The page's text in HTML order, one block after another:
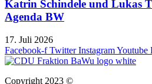
Katrin Schindele und Lukas
Agenda BW
17. Juli 2026
Facebook-f Twitter InstagramYoutube
Copyright 2023 ©